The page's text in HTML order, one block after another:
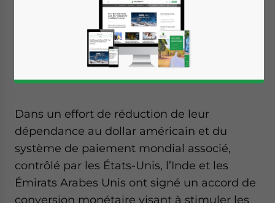
minutes
Dezan Shira & Associates
Traduit par :Fatma Gueye Dione
Dans un effort de réduction de leur
dépendance au dollar américain et du
système de paiement mondial associé,
contrôlé par les États-Unis, l’Inde et les
Émirats Arabes Unis ont signé un accord de
conversion monétaire visant à stimuler les